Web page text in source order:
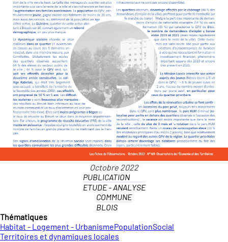
PUBLICATION
ETUDE - ANALYSE
COMMUNE
BLOIS
Thématiques
Habitat - Logement - UrbanismePopulationSocial
Territoires et dynamiques locales